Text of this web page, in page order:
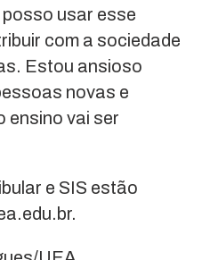
usar esse
com a sociedade
Estou ansioso
novas e
ensino vai ser
e SIS estão